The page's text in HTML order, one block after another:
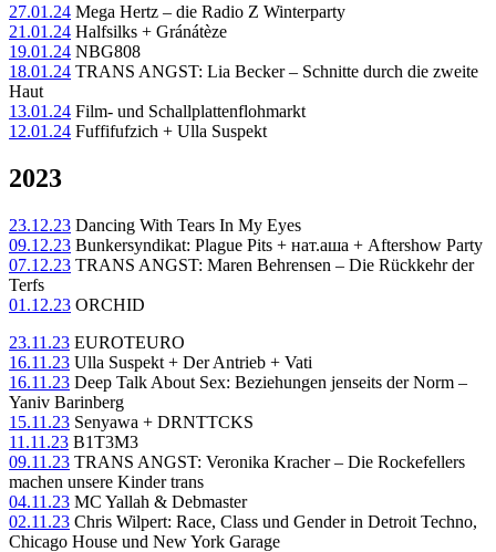
27.01.24 Mega Hertz – die Radio Z Winterparty
21.01.24 Halfsilks + Gránátèze
19.01.24 NBG808
18.01.24 TRANS ANGST: Lia Becker – Schnitte durch die zweite
Haut
13.01.24 Film- und Schallplattenflohmarkt
12.01.24 Fuffifufzich + Ulla Suspekt
2023
23.12.23 Dancing With Tears In My Eyes
09.12.23 Bunkersyndikat: Plague Pits + нат.аша + Aftershow Party
07.12.23 TRANS ANGST: Maren Behrensen – Die Rückkehr der
Terfs
01.12.23 ORCHID
23.11.23 EUROTEURO
16.11.23 Ulla Suspekt + Der Antrieb + Vati
16.11.23 Deep Talk About Sex: Beziehungen jenseits der Norm –
Yaniv Barinberg
15.11.23 Senyawa + DRNTTCKS
11.11.23 B1T3M3
09.11.23 TRANS ANGST: Veronika Kracher – Die Rockefellers
machen unsere Kinder trans
04.11.23 MC Yallah & Debmaster
02.11.23 Chris Wilpert: Race, Class und Gender in Detroit Techno,
Chicago House und New York Garage